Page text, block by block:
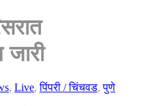
, Live,पिंपरी / चिंचवड,पुणे